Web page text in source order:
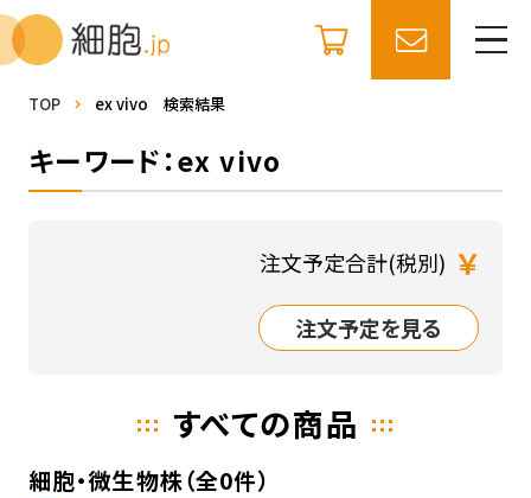
TOP ex vivo 検索結果
キーワード：ex vivo
注文予定合計(税別) ￥
注文予定を見る
すべての商品
細胞・微生物株（全0件）